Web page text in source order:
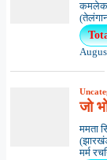
कमलेकर
जो
ममता
मर्म